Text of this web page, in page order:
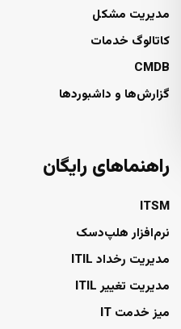
مدیریت مشکل
کاتالوگ خدمات
CMDB
گزارش‌ها و داشبوردها
راهنماهای رایگان
ITSM
نرم‌افزار هلپ‌دسک
مدیریت رخداد ITIL
مدیریت تغییر ITIL
میز خدمت IT